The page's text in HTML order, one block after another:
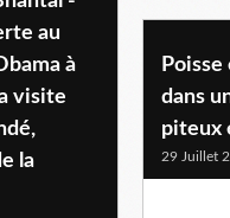
au
à
visite
la
dans
piteux
29 Juillet